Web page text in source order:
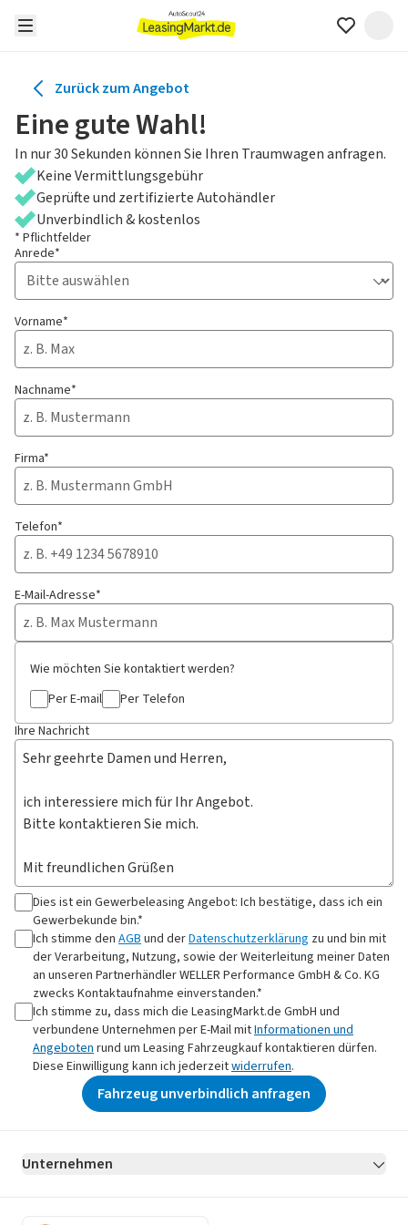
Zurück zum Angebot
Eine gute Wahl!
In nur 30 Sekunden können Sie Ihren Traumwagen anfragen.
Keine Vermittlungsgebühr
Geprüfte und zertifizierte Autohändler
Unverbindlich & kostenlos
* Pflichtfelder
Anrede*
Vorname*
Nachname*
Firma*
Telefon*
E-Mail-Adresse*
Wie möchten Sie kontaktiert werden?
Per E-mail
Per Telefon
Ihre Nachricht
Dies ist ein Gewerbeleasing Angebot: Ich bestätige, dass ich ein
Gewerbekunde bin.*
Ich stimme den AGBund derDatenschutzerklärung zu und bin mit
der Verarbeitung, Nutzung, sowie der Weiterleitung meiner Daten
an unseren Partnerhändler WELLER Performance GmbH & Co. KG
zwecks Kontaktaufnahme einverstanden.*
Ich stimme zu, dass mich die LeasingMarkt.de GmbH und
verbundene Unternehmen per E-Mail mitInformationen und
Angebotenrund um Leasing Fahrzeugkauf kontaktieren dürfen.
Diese Einwilligung kann ich jederzeitwiderrufen.
Fahrzeug unverbindlich anfragen
Unternehmen